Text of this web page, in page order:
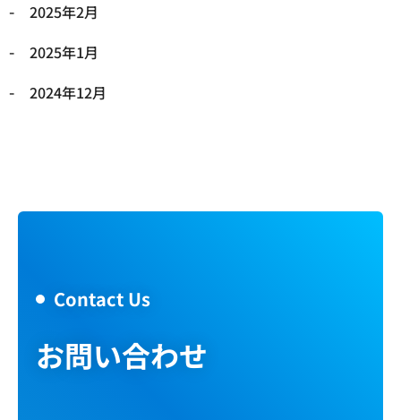
2025年2月
2025年1月
2024年12月
Contact Us
お問い合わせ